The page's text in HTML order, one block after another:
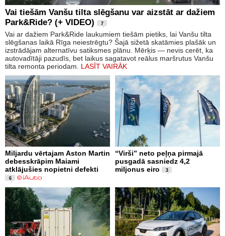
Vai tiešām Vanšu tilta slēgšanu var aizstāt ar dažiem
Park&Ride? (+ VIDEO)
7
Vai ar dažiem Park&Ride laukumiem tiešām pietiks, lai Vanšu tilta
slēgšanas laikā Rīga neiestrēgtu? Šajā sižetā skatāmies plašāk un
izstrādājam alternatīvu satiksmes plānu. Mērķis — nevis cerēt, ka
autovadītāji pazudīs, bet laikus sagatavot reālus maršrutus Vanšu
tilta remonta periodam. LASĪT VAIRĀK
Miljardu vērtajam Aston Martin
debesskrāpim Maiami
atklājušies nopietni defekti
6
“Virši” neto peļņa pirmajā
pusgadā sasniedz 4,2
miljonus eiro
3